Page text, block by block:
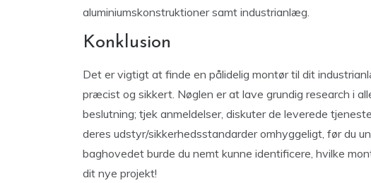
aluminiumskonstruktioner samt industrianlæg.
Konklusion
Det er vigtigt at finde en pålidelig montør til dit
præcist og sikkert. Nøglen er at lave grundig research i
beslutning; tjek anmeldelser, diskuter de leverede
deres udstyr/sikkerhedsstandarder omhyggeligt, før du
baghovedet burde du nemt kunne identificere, hvilke
dit nye projekt!